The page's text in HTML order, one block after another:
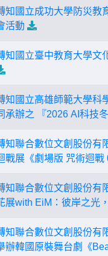
知國立成功大學防災教
活動
知國立臺中教育大學文
知國立高雄師範大學科
承辦之 『2026 AI科技
知聯合數位文創股份有
戰展《劇場版 咒術迴戰
知聯合數位文創股份有
展with EiM：彼岸之光
知聯合數位文創股份有
辦韓國原裝舞台劇《